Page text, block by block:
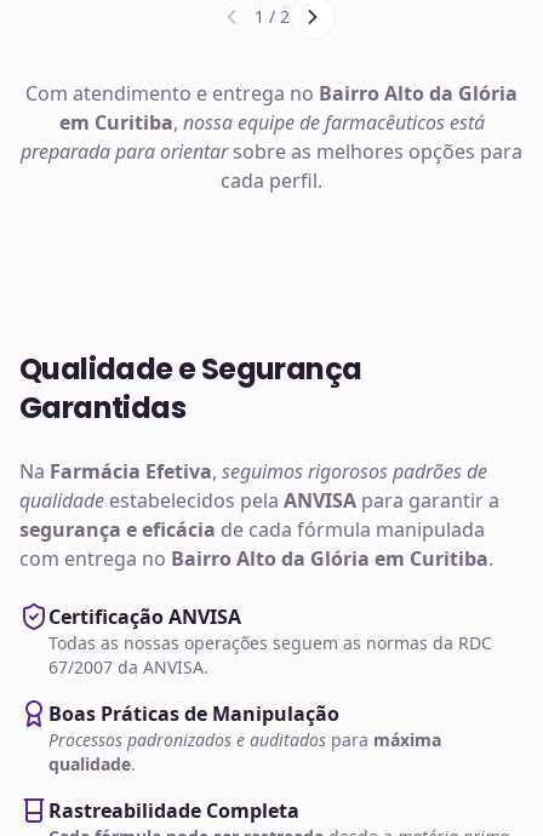
1 / 2
Com atendimento e entrega no Bairro Alto da Glória
em Curitiba, nossa equipe de farmacêuticos está
preparada para orientarsobre as melhores opções para
cada perfil.
Qualidade e Segurança
Garantidas
Na Farmácia Efetiva, seguimos rigorosos padrões de
qualidade estabelecidos pela ANVISA para garantir a
segurança e eficácia de cada fórmula manipulada
com entrega no Bairro Alto da Glória em Curitiba.
Certificação ANVISA
Todas as nossas operações seguem as normas da RDC
67/2007 da ANVISA.
Boas Práticas de Manipulação
Processos padronizados e auditados para máxima
qualidade.
Rastreabilidade Completa